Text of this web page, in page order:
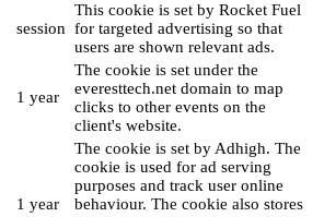
session
This cookie is set by Rocket Fuel
for targeted advertising so that
users are shown relevant ads.
1 year
The cookie is set under the
everesttech.net domain to map
clicks to other events on the
client's website.
1 year
The cookie is set by Adhigh. The
cookie is used for ad serving
purposes and track user online
behaviour. The cookie also stores